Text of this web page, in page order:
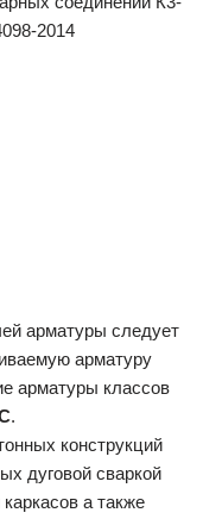
2014
арматуры следует
арматуру
арматуры классов
.
конструкций
дуговой сваркой
а также